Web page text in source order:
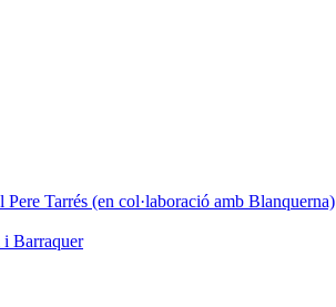
Tarrés (en col·laboració amb Blanquerna)
Barraquer